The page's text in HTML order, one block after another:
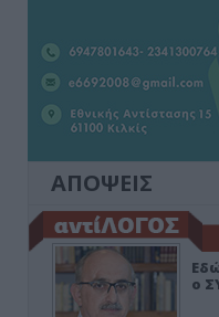
ΑΠΟΨΕΙΣ
ο